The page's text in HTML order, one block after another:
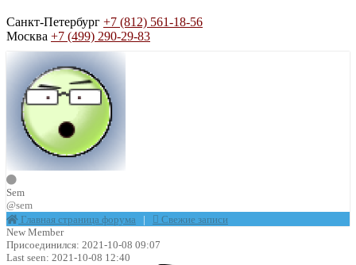
Санкт-Петербург +7 (812) 561-18-56
Москва +7 (499) 290-29-83
Sem
@sem
Главная страница форума |
Свежие записи
New Member
Присоединился: 2021-10-08 09:07
Last seen: 2021-10-08 12:40